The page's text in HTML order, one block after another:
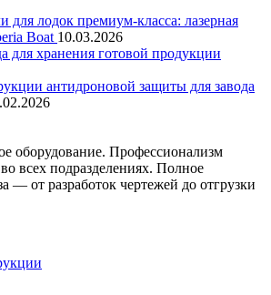
лодок премиум-класса: лазерная
Boat 10.03.2026
для хранения готовой продукции
антидроновой защиты для завода
оборудование. Профессионализм
всех подразделениях. Полное
— от разработок чертежей до отгрузки